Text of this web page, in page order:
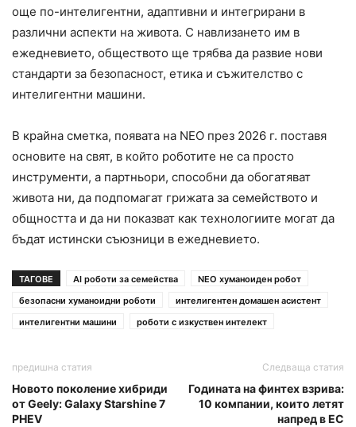
още по-интелигентни, адаптивни и интегрирани в
различни аспекти на живота. С навлизането им в
ежедневието, обществото ще трябва да развие нови
стандарти за безопасност, етика и съжителство с
интелигентни машини.
В крайна сметка, появата на NEO през 2026 г. поставя
основите на свят, в който роботите не са просто
инструменти, а партньори, способни да обогатяват
живота ни, да подпомагат грижата за семейството и
общността и да ни показват как технологиите могат да
бъдат истински съюзници в ежедневието.
ТАГОВЕ AI роботи за семейства
NEO хуманоиден робот
безопасни хуманоидни роботи
интелигентен домашен асистент
интелигентни машини
роботи с изкуствен интелект
предишна статия
Новото поколение хибриди
от Geely: Galaxy Starshine 7
PHEV
Следваща статия
Годината на финтех взрива:
10 компании, които летят
напред в ЕС